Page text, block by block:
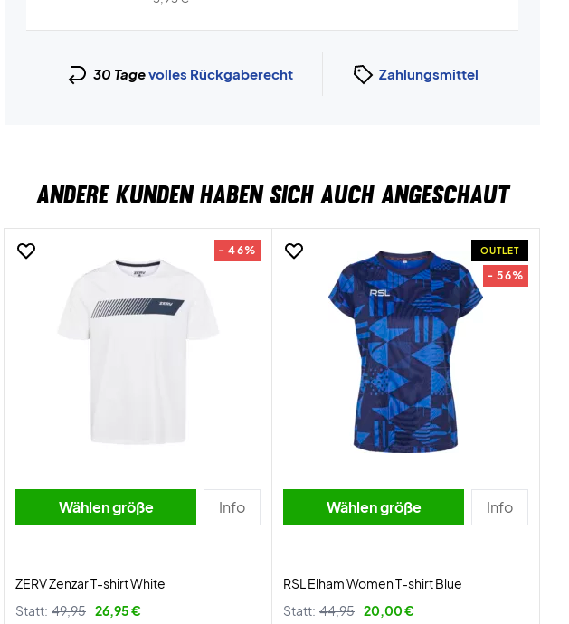
30 Tagevolles Rückgaberecht Zahlungsmittel
ANDERE KUNDEN HABEN SICH AUCH ANGESCHAUT
- 46%
Wählen größe Info
ZERV Zenzar T-shirt White
Statt: 49,95 26,95 €
OUTLET
- 56%
Wählen größe Info
RSL Elham Women T-shirt Blue
Statt: 44,95 20,00 €